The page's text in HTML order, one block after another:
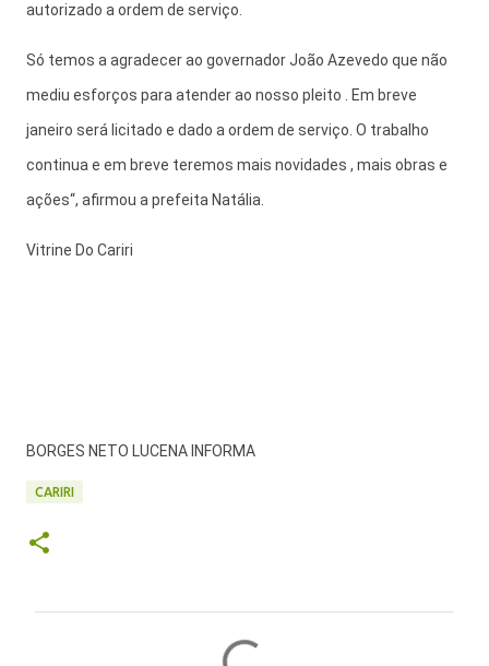
autorizado a ordem de serviço.
Só temos a agradecer ao governador João Azevedo que não
mediu esforços para atender ao nosso pleito . Em breve
janeiro será licitado e dado a ordem de serviço. O trabalho
continua e em breve teremos mais novidades , mais obras e
ações“, afirmou a prefeita Natália.
Vitrine Do Cariri
BORGES NETO LUCENA INFORMA
CARIRI